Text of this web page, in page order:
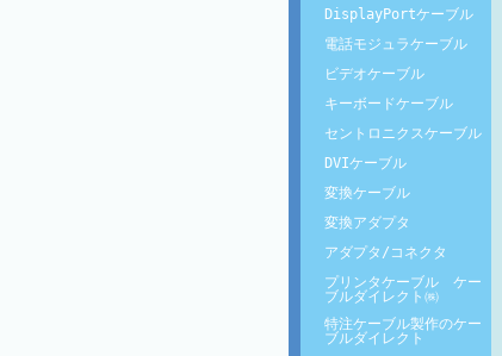
DisplayPortケーブル
電話モジュラケーブル
ビデオケーブル
キーボードケーブル
セントロニクスケーブル
DVIケーブル
変換ケーブル
変換アダプタ
アダプタ/コネクタ
プリンタケーブル ケー
ブルダイレクト㈱
特注ケーブル製作のケー
ブルダイレクト